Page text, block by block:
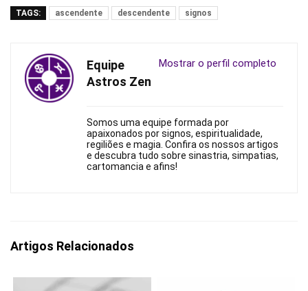
TAGS: ascendente descendente signos
Mostrar o perfil completo
Equipe
Astros Zen
Somos uma equipe formada por
apaixonados por signos, espiritualidade,
regiliões e magia. Confira os nossos artigos
e descubra tudo sobre sinastria, simpatias,
cartomancia e afins!
Artigos Relacionados